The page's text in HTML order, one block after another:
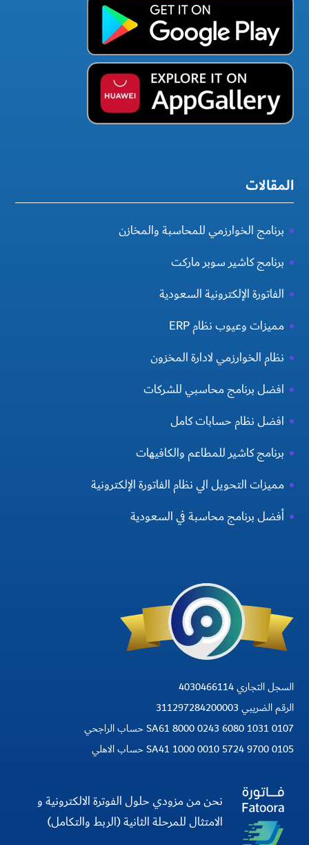
المقالات
برنامج الخوارزمي للمحاسبة والمخازن
برنامج كاشير سوبر ماركت
الفاتورة الإلكترونية السعودية
مميزات وعيوب نظام ERP
نظام الخوارزمي لادارة المخزون
افضل برنامج محاسبي للشركات
افضل نظام حسابات كامل
برنامج كاشير للمطاعم والكافيهات
مميزات التحويل الي نظام الفاتورة الإلكترونية
أفضل برنامج محاسبة في السعودية
السجل التجاري 4030466114
الرقم الضريبي 311297284200003
SA61 8000 0243 6080 1031 0107 حساب الراجحي
SA41 1000 0010 5724 9700 0105 حساب الاهلي
نحن من مزودي حلول الفوترة الالكترونية و
الامتثال للمرحلة الثانية (الربط والتكامل)